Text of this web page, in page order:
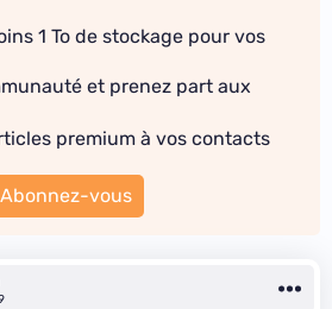
1 To de stockage pour vos
et prenez part aux
premium à vos contacts
Abonnez-vous